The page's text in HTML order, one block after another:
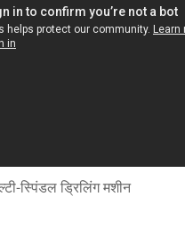
स्पिंडल ड्रिलिंग मशीन